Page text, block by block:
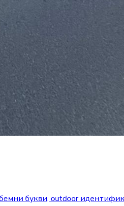
букви, outdoor